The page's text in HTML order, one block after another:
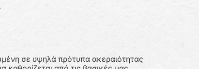
σε υψηλά πρότυπα ακεραιότητας